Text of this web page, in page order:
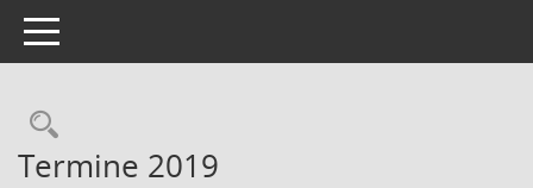
Toggle navigation
Rechercheauswahl
Termine 2019